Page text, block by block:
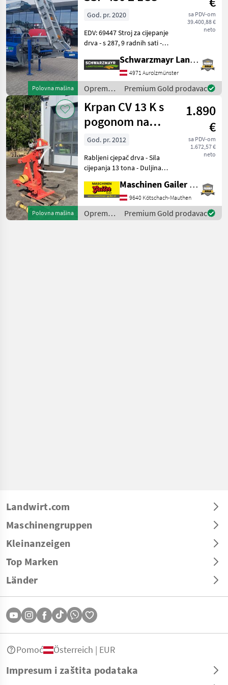
Binderberger
Polovna mašina
sa PDV-om
39.400,88 €
neto
God. pr. 2020
EDV: 69447 Stroj za cijepanje
drva - s 287, 9 radnih sati -
šasijom - s mehanički
sklopivom transportnom
trakom (4, 40 m) - s
pogonom na kardan
Schwarzmayr Landtechnik GmbH - Aurolzmünster
4971 Aurolzmünster
Oprema
za šumu i
obradu
drveta /
Binderberger
Premium Gold prodavac
Polovna mašina
Krpan CV 13 K s
pogonom na
kardansko
vratilo
1.890
€
sa PDV-om
1.672,57 €
neto
God. pr. 2012
Rabljeni cjepač drva - Sila
cijepanja 13 tona - Duljina
PTO-om - Kardansko vratilo
- Mehanički podizač drva -
Dvoručno upravljanje sa st
Maschinen Gailer GmbH
9640 Kötschach-Mauthen
Oprema
za šumu i
Premium Gold prodavac
Landwirt.com
Maschinengruppen
Kleinanzeigen
Top Marken
Länder
Impresum i zaštita podataka
Pomoć Österreich | EUR